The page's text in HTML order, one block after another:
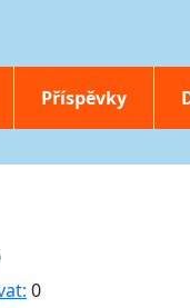
Příspěvky
0